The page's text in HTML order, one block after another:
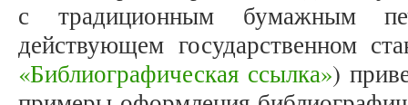
с традиционным бумажным
действующем государственном
«Библиографическая ссылка»)